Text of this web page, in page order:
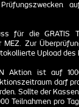
für die GRATIS
MEZ. Zur
Upload des
Aktion ist auf
darf
Sollte der
Teilnahmen pro